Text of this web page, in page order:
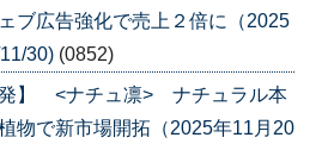
ブ広告強化で売上２倍に（2025
30) (0852)
】 <ナチュ凛> ナチュラル本
物で新市場開拓（2025年11月20